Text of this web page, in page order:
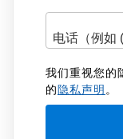
我们重视您的
的隐私声明 。